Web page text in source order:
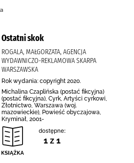
Ostatni skok
ROGALA, MAŁGORZATA, AGENCJA
WYDAWNICZO-REKLAMOWA SKARPA
WARSZAWSKA
Rok wydania: copyright 2020.
Michalina Czaplińska (postać fikcyjna)
(postać fikcyjna), Cyrk, Artyści cyrkowi,
Złotnictwo, Warszawa (woj.
mazowieckie), Powieść obyczajowa,
Kryminał, 2001-
dostępne:
1 z 1